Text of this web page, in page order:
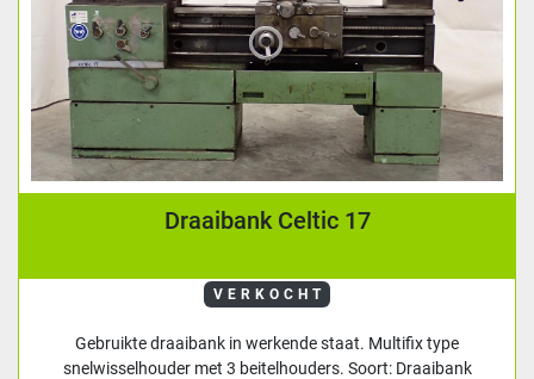
Draaibank Celtic 17
VERKOCHT
Gebruikte draaibank in werkende staat. Multifix type
snelwisselhouder met 3 beitelhouders. Soort: Draaibank